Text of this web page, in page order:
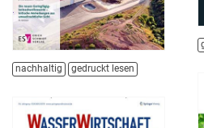
nachhaltig gedruckt lesen